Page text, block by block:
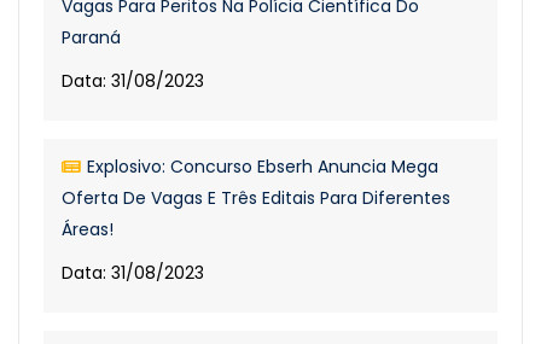
Vagas Para Peritos Na Polícia Científica Do
Paraná
Data: 31/08/2023
Explosivo: Concurso Ebserh Anuncia Mega
Oferta De Vagas E Três Editais Para Diferentes
Áreas!
Data: 31/08/2023